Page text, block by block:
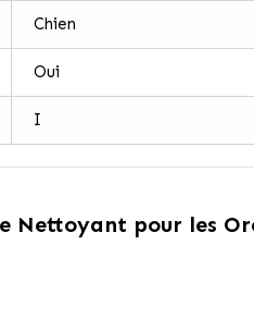
Chien
Oui
I
Nettoyant pour les